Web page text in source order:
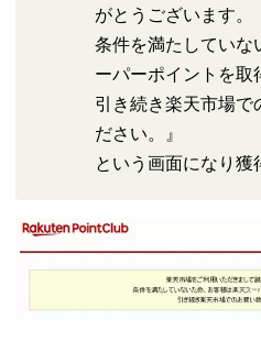
がとうございます。
条件を満たしていな
ーパーポイントを取
引き続き楽天市場で
ださい。』
という画面になり獲